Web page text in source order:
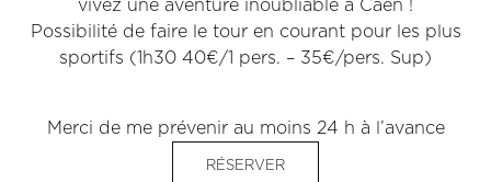
vivez une aventure inoubliable à Caen !
Possibilité de faire le tour en courant pour les plus
sportifs (1h30 40€/1 pers. – 35€/pers. Sup)
Merci de me prévenir au moins 24 h à l’avance
RÉSERVER